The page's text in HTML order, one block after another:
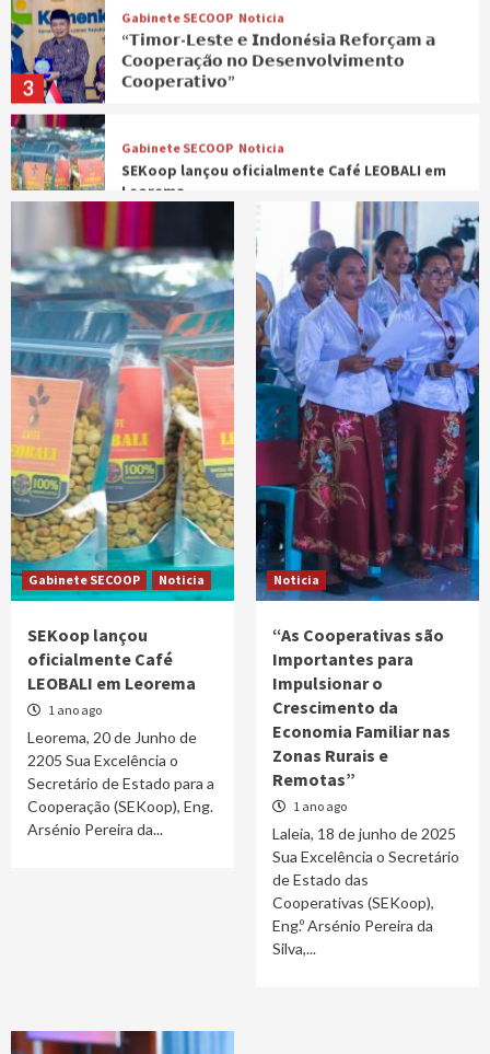
3
𝗖𝗼𝗼𝗽𝗲𝗿𝗮𝗰̧𝗮̃𝗼 𝗻𝗼 𝗗𝗲𝘀𝗲𝗻𝘃𝗼𝗹𝘃𝗶𝗺𝗲𝗻𝘁𝗼
𝗖𝗼𝗼𝗽𝗲𝗿𝗮𝘁𝗶𝘃𝗼”
4
Leorema
5
“As Cooperativas são Importantes para
Impulsionar o Crescimento da Economia
Familiar nas Zonas Rurais e Remotas”
1
Direcao Geral Noticia
𝗦𝗘𝗞𝗼𝗼𝗽 𝗥𝗲𝗮𝗹𝗶𝘇𝗮 𝗦𝗲𝗿𝗲𝗺ó𝗻𝗶𝗮 𝗛𝗮𝘀𝗮’𝗲
𝗕𝗮𝗻𝗱𝗲𝗶𝗿𝗮 𝗡𝗮𝘀𝗶𝗼𝗻á𝗹 𝗻𝗼 𝗛𝘂𝘀𝘂 𝗔𝘁𝘂 𝗛𝗮𝗹𝗼
𝗥𝗲𝗳𝗹𝗲𝗸𝘀𝗮𝘂𝗻 𝗕𝗮 𝗦𝗲𝗿𝘃𝗶𝘀𝘂 𝘀𝗶𝗿𝗮 𝗛𝗮𝗹𝗮’𝗼 𝗼𝗻𝗮,
𝗻𝗼 𝗛𝗮𝗱𝗶𝗮𝗸 𝗗𝗶𝗮𝗸 𝗹𝗶𝘂 𝘁𝗮𝗻 𝗶𝗵𝗮 𝗧𝗶𝗻𝗮𝗻 𝟮𝟬𝟮𝟲.
2
Gabinete SECOOP
𝗦𝗘𝗞𝗼𝗼𝗽 𝗣𝗮𝗿𝘁𝗶𝘀𝗶𝗽𝗮 𝗚𝗮𝗹𝗮 𝗗𝗶𝗻𝗻𝗲𝗿
𝗛𝗮𝗺𝘂𝘁𝘂𝗸 𝗵𝗼 𝗦𝗲𝘁ó𝗿 𝗣𝗿𝗶𝘃𝗮𝗱𝘂 𝗡𝗮𝘀𝗶𝗼𝗻á𝗹 𝗻𝗼
𝗜𝗻𝘁𝗲𝗿𝗻𝗮𝘀𝗶𝗼𝗻á𝗹.
3
Gabinete SECOOP Noticia
“𝗧𝗶𝗺𝗼𝗿-𝗟𝗲𝘀𝘁𝗲 𝗲 𝗜𝗻𝗱𝗼𝗻é𝘀𝗶𝗮 𝗥𝗲𝗳𝗼𝗿𝗰̧𝗮𝗺 𝗮
𝗖𝗼𝗼𝗽𝗲𝗿𝗮𝘁𝗶𝘃𝗼”
Gabinete SECOOP Noticia
SEKoop lançou
oficialmente Café
LEOBALI em Leorema
1 ano ago
Leorema, 20 de Junho de
2205 Sua Excelência o
Secretário de Estado para a
Cooperação (SEKoop), Eng.
Arsénio Pereira da...
Noticia
“As Cooperativas são
Importantes para
Impulsionar o
Crescimento da
Economia Familiar nas
Zonas Rurais e
Remotas”
1 ano ago
Laleia, 18 de junho de 2025
Sua Excelência o Secretário
de Estado das
Cooperativas (SEKoop),
Eng.º Arsénio Pereira da
Silva,...